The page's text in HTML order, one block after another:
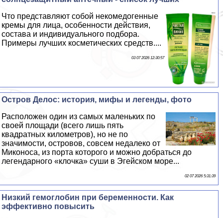
Что представляют собой некомедогенные
кремы для лица, особенности действия,
состава и индивидуального подбора.
Примеры лучших косметических средств....
03 07 2026 12:30:57
Остров Делос: история, мифы и легенды, фото
Расположен один из самых маленьких по
своей площади (всего лишь пять
квадратных километров), но не по
значимости, островов, совсем недалеко от
Миконоса, из порта которого и можно добраться до
легендарного «клочка» суши в Эгeйском море...
02 07 2026 5:31:39
Низкий гемоглобин при беременности. Как
эффективно повысить